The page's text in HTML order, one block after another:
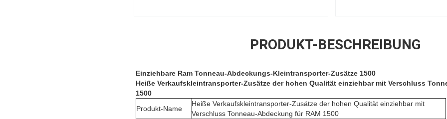
PRODUKT-BESCHREIBUNG
Einziehbare Ram Tonneau-Abdeckungs-Kleintransporter-Zusätze 1500
Heiße Verkaufskleintransporter-Zusätze der hohen Qualität einziehbar mit Verschluss
1500
Produkt-Name
Heiße Verkaufskleintransporter-Zusätze der hohen Qualität einziehbar mit
Verschluss Tonneau-Abdeckung für RAM 1500